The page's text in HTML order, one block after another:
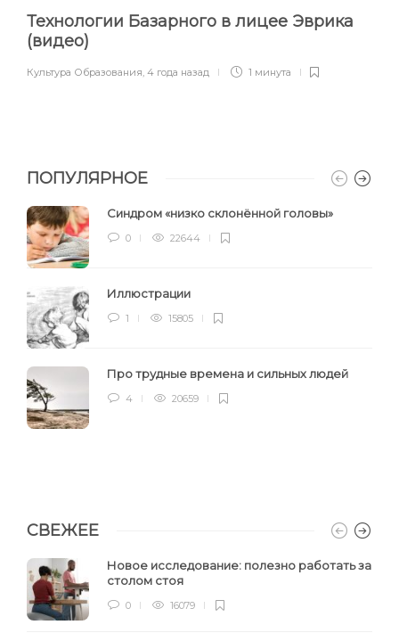
Технологии Базарного в лицее Эврика
(видео)
Культура Образования 4 года назад 1 минута
ПОПУЛЯРНОЕ
Синдром «низко склонённой головы»
0 22644
Иллюстрации
1 15805
Про трудные времена и сильных людей
4 20659
СВЕЖЕЕ
Новое исследование: полезно работать за
столом стоя
0 16079